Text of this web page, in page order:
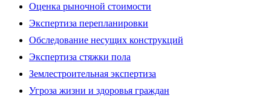
Оценка рыночной стоимости
Экспертиза перепланировки
Обследование несущих конструкций
Экспертиза стяжки пола
Землестроительная экспертиза
Угроза жизни и здоровья граждан